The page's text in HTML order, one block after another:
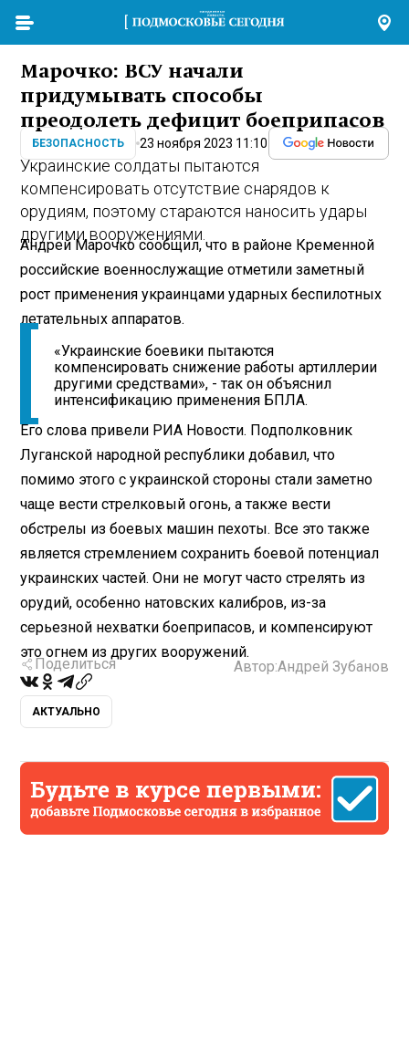
Марочко: ВСУ начали
придумывать способы
преодолеть дефицит боеприпасов
БЕЗОПАСНОСТЬ 23 ноября 2023 11:10
Украинские солдаты пытаются
компенсировать отсутствие снарядов к
орудиям, поэтому стараются наносить удары
другими вооружениями.
Андрей Марочко сообщил, что в районе Кременной
российские военнослужащие отметили заметный
рост применения украинцами ударных беспилотных
летательных аппаратов.
«Украинские боевики пытаются
компенсировать снижение работы артиллерии
другими средствами», - так он объяснил
интенсификацию применения БПЛА.
Его слова привели РИА Новости. Подполковник
Луганской народной республики добавил, что
помимо этого с украинской стороны стали заметно
чаще вести стрелковый огонь, а также вести
обстрелы из боевых машин пехоты. Все это также
является стремлением сохранить боевой потенциал
украинских частей. Они не могут часто стрелять из
орудий, особенно натовских калибров, из-за
серьезной нехватки боеприпасов, и компенсируют
это огнем из других вооружений.
Поделиться Автор:Андрей Зубанов
АКТУАЛЬНО